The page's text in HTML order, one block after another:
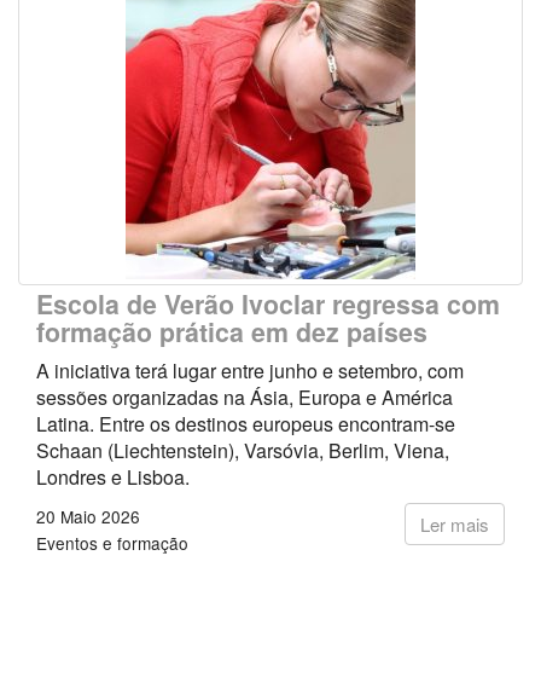
Escola de Verão Ivoclar regressa com
formação prática em dez países
A iniciativa terá lugar entre junho e setembro, com
sessões organizadas na Ásia, Europa e América
Latina. Entre os destinos europeus encontram-se
Schaan (Liechtenstein), Varsóvia, Berlim, Viena,
Londres e Lisboa.
Ler mais
20 Maio 2026
Eventos e formação